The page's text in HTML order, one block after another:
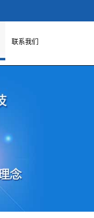
联系我们